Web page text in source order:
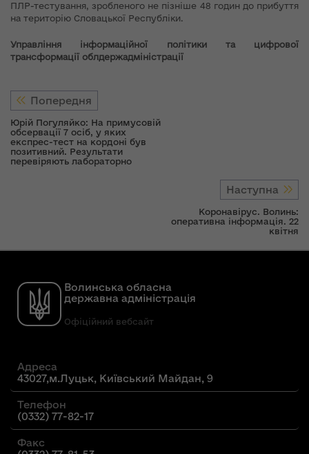
ПЛР-тестування, зробленого не пізніше 48 годин до прибуття
на територію Словацької Республіки.
Управління інформаційної політики та цифрової
трансформації облдержадміністрації
Попередня
Юрій Погуляйко: На примусовій
обсервації 7 осіб, у яких
експрес-тест на кордоні був
позитивний. Результати
перевіряють лабораторно
Наступна
Коронавірус. Волинь:
оперативна інформація. 22
квітня
Волинська обласна
державна адміністрація
Офіційний вебсайт
Адреса
43027,м.Луцьк, Київський Майдан, 9
Телефон
(0332) 77-82-17
Факс